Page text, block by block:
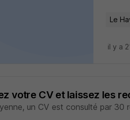
Le
il y a
votre CV et laissez les
un CV est consulté par 30